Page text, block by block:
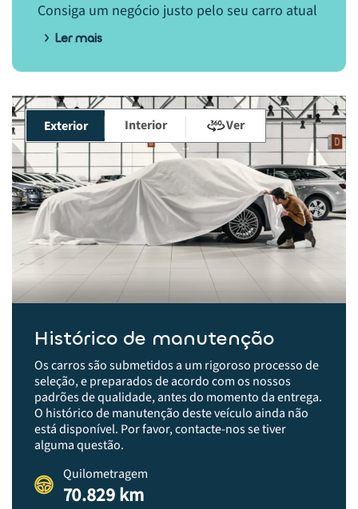
Consiga um negócio justo pelo seu carro atual
Ler mais
Exterior Interior Ver
Histórico de manutenção
Os carros são submetidos a um rigoroso processo de
seleção, e preparados de acordo com os nossos
padrões de qualidade, antes do momento da entrega.​
O histórico de manutenção deste veículo ainda não
está disponível. Por favor, contacte-nos se tiver
alguma questão.
Quilometragem
70.829 km